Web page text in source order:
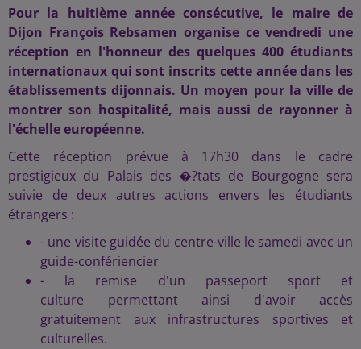
Pour la huitième année consécutive, le maire de
Dijon François Rebsamen organise ce vendredi une
réception en l'honneur des quelques 400 étudiants
internationaux qui sont inscrits cette année dans les
établissements dijonnais. Un moyen pour la ville de
montrer son hospitalité, mais aussi de rayonner à
l'échelle européenne.
Cette réception prévue à 17h30 dans le cadre
prestigieux du Palais des �?tats de Bourgogne sera
suivie de deux autres actions envers les étudiants
étrangers :
- une visite guidée du centre-ville le samedi avec un
guide-confériencier
- la remise d'un passeport sport et
culture permettant ainsi d'avoir accès
gratuitement aux infrastructures sportives et
culturelles.